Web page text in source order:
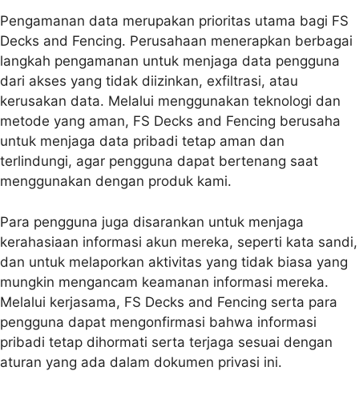
Pengamanan data merupakan prioritas utama bagi FS
Decks and Fencing. Perusahaan menerapkan berbagai
langkah pengamanan untuk menjaga data pengguna
dari akses yang tidak diizinkan, exfiltrasi, atau
kerusakan data. Melalui menggunakan teknologi dan
metode yang aman, FS Decks and Fencing berusaha
untuk menjaga data pribadi tetap aman dan
terlindungi, agar pengguna dapat bertenang saat
menggunakan dengan produk kami.
Para pengguna juga disarankan untuk menjaga
kerahasiaan informasi akun mereka, seperti kata sandi,
dan untuk melaporkan aktivitas yang tidak biasa yang
mungkin mengancam keamanan informasi mereka.
Melalui kerjasama, FS Decks and Fencing serta para
pengguna dapat mengonfirmasi bahwa informasi
pribadi tetap dihormati serta terjaga sesuai dengan
aturan yang ada dalam dokumen privasi ini.